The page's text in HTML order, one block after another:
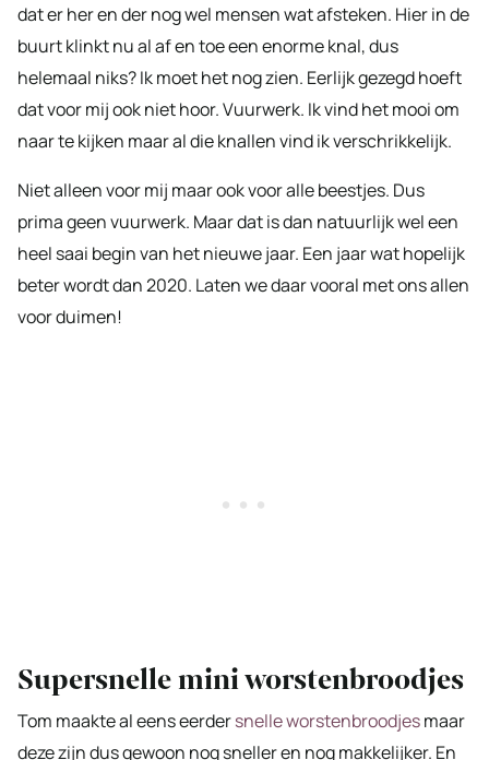
dat er her en der nog wel mensen wat afsteken. Hier in de
buurt klinkt nu al af en toe een enorme knal, dus
helemaal niks? Ik moet het nog zien. Eerlijk gezegd hoeft
dat voor mij ook niet hoor. Vuurwerk. Ik vind het mooi om
naar te kijken maar al die knallen vind ik verschrikkelijk.
Niet alleen voor mij maar ook voor alle beestjes. Dus
prima geen vuurwerk. Maar dat is dan natuurlijk wel een
heel saai begin van het nieuwe jaar. Een jaar wat hopelijk
beter wordt dan 2020. Laten we daar vooral met ons allen
voor duimen!
Supersnelle mini worstenbroodjes
Tom maakte al eens eerdersnelle worstenbroodjesmaar
deze zijn dus gewoon nog sneller en nog makkelijker. En